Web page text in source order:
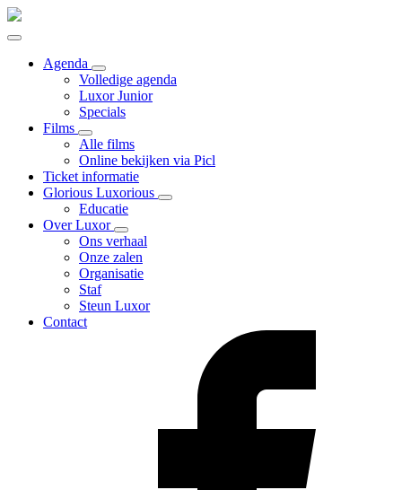
Agenda
Volledige agenda
Luxor Junior
Specials
Films
Alle films
Online bekijken via Picl
Ticket informatie
Glorious Luxorious
Educatie
Over Luxor
Ons verhaal
Onze zalen
Organisatie
Staf
Steun Luxor
Contact